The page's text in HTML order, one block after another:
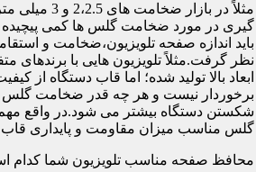
مثلاً در بازار
گیری در مورد ضخامت گلس ها کمی
باید اندازه صفحه تلویزیون،ضخامت و
نظر گرفت.مثلاً تلویزیون هایی با برندهای
ابعاد بالا تولید شده؛ اما قاب دستگاه از
برخوردار نیست و هر چه قدر ضخامت گلس
شکستن دستگاه بیشتر می شود.در واقع مهم
گلس مناسب میزان مقاومت و پایداری
محافظ صفحه مناسب تلویزیون شما کدام